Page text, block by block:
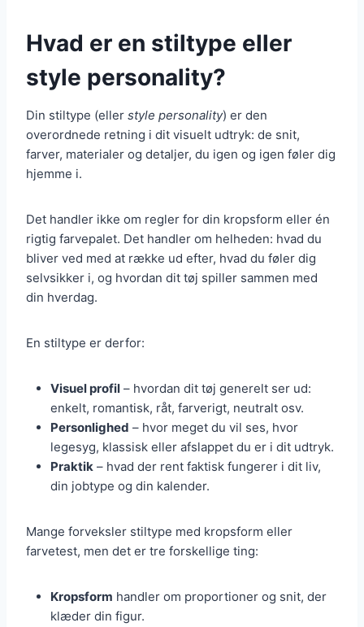
Hvad er en stiltype eller
style personality?
Din stiltype (eller style personality) er den
overordnede retning i dit visuelt udtryk: de snit,
farver, materialer og detaljer, du igen og igen føler dig
hjemme i.
Det handler ikke om regler for din kropsform eller én
rigtig farvepalet. Det handler om helheden: hvad du
bliver ved med at række ud efter, hvad du føler dig
selvsikker i, og hvordan dit tøj spiller sammen med
din hverdag.
En stiltype er derfor:
Visuel profil – hvordan dit tøj generelt ser ud:
enkelt, romantisk, råt, farverigt, neutralt osv.
Personlighed – hvor meget du vil ses, hvor
legesyg, klassisk eller afslappet du er i dit udtryk.
Praktik – hvad der rent faktisk fungerer i dit liv,
din jobtype og din kalender.
Mange forveksler stiltype med kropsform eller
farvetest, men det er tre forskellige ting:
Kropsform handler om proportioner og snit, der
klæder din figur.